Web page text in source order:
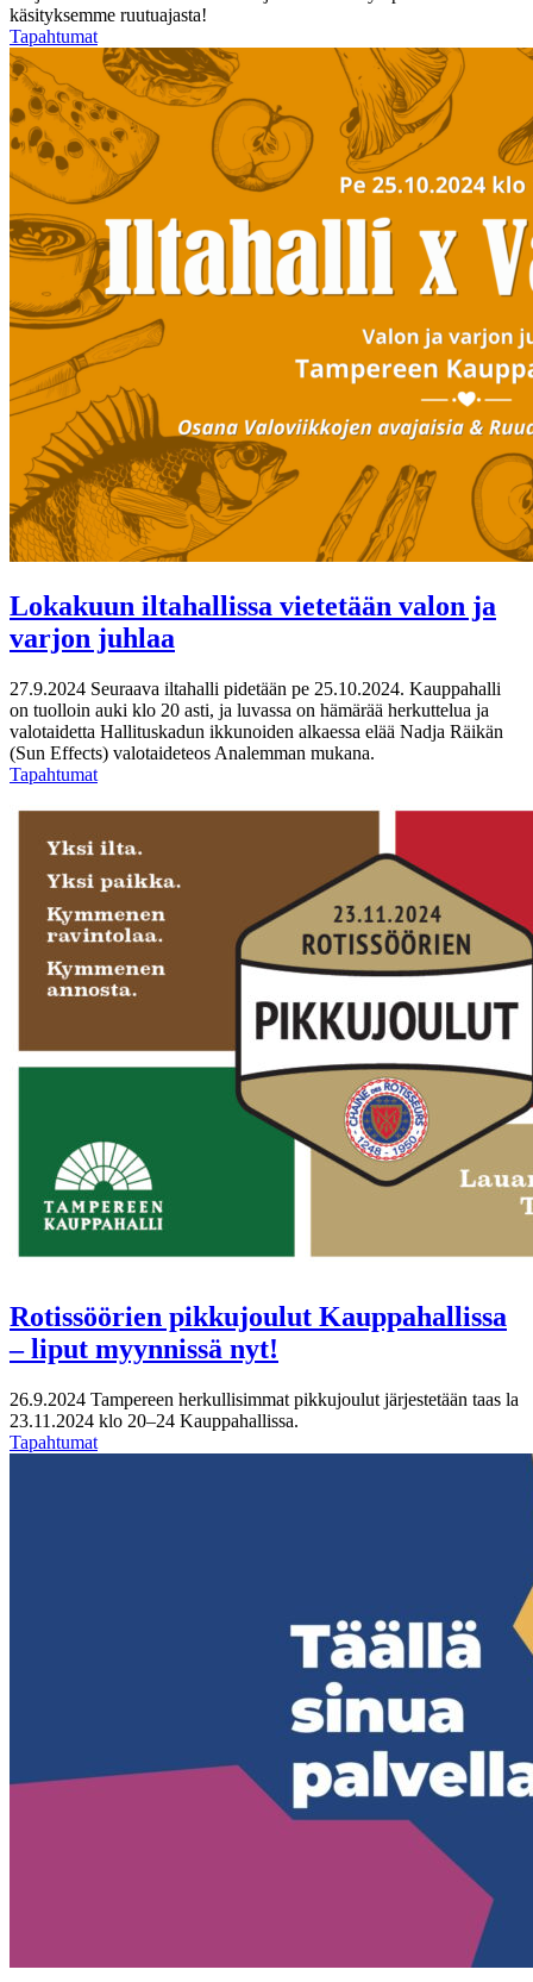
käsityksemme ruutuajasta!
Tapahtumat
Lokakuun iltahallissa vietetään valon ja
varjon juhlaa
27.9.2024 Seuraava iltahalli pidetään pe 25.10.2024. Kauppahalli
on tuolloin auki klo 20 asti, ja luvassa on hämärää herkuttelua ja
valotaidetta Hallituskadun ikkunoiden alkaessa elää Nadja Räikän
(Sun Effects) valotaideteos Analemman mukana.
Tapahtumat
Rotissöörien pikkujoulut Kauppahallissa
– liput myynnissä nyt!
26.9.2024 Tampereen herkullisimmat pikkujoulut järjestetään taas la
23.11.2024 klo 20–24 Kauppahallissa.
Tapahtumat